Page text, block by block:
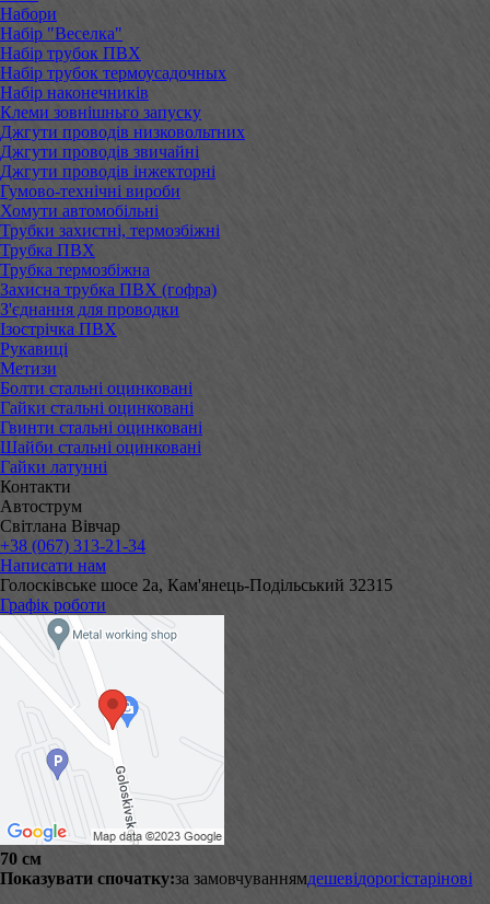
Набори
Набір "Веселка"
Набір трубок ПВХ
Набір трубок термоусадочных
Набір наконечників
Клеми зовнішньго запуску
Джгути проводів низковольтних
Джгути проводів звичайні
Джгути проводів інжекторні
Гумово-технічні вироби
Хомути автомобільні
Трубки захистні, термозбіжні
Трубка ПВХ
Трубка термозбіжна
Захисна трубка ПВХ (гофра)
З'єднання для проводки
Ізострічка ПВХ
Рукавиці
Метизи
Болти стальні оцинковані
Гайки стальні оцинковані
Гвинти стальні оцинковані
Шайби стальні оцинковані
Гайки латунні
Контакти
Автострум
Світлана Вівчар
+38 (067) 313-21-34
Написати нам
Голосківське шосе 2а, Кам'янець-Подільський 32315
Графік роботи
70 см
Показувати спочатку:за замовчуваннямдешевідорогістарінові